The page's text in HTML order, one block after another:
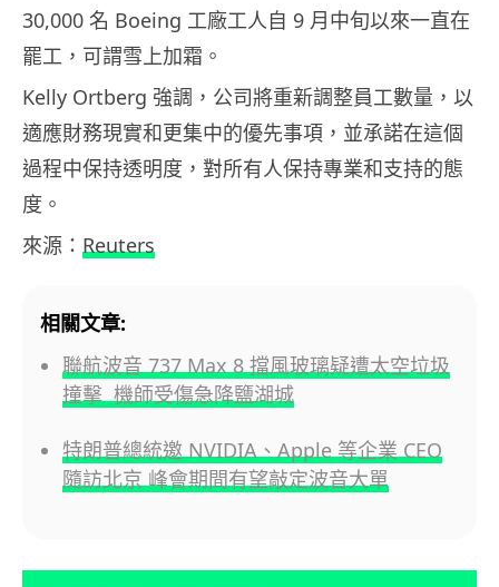
30,000 名 Boeing 工廠工人自 9 月中旬以來一直在
罷工，可謂雪上加霜。
Kelly Ortberg 強調，公司將重新調整員工數量，以
適應財務現實和更集中的優先事項，並承諾在這個
過程中保持透明度，對所有人保持專業和支持的態
度。
來源： Reuters
相關文章:
聯航波音 737 Max 8 擋風玻璃疑遭太空垃圾
撞擊 機師受傷急降鹽湖城
特朗普總統邀 NVIDIA、Apple 等企業 CEO
隨訪北京 峰會期間有望敲定波音大單